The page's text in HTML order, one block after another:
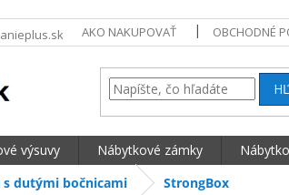
AKO NAKUPOVAŤ OBCHODNÉ
výsuvy Nábytkové zámky
s dutými bočnicami StrongBox